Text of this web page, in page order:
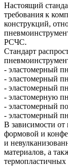
Настоящий
требования к
конструкций,
РСЧС.
Стандарт
- эластомерный
- эластомерный
- эластомерный
- эластомерную
- эластомерный
- эластомерный
В зависимости
формовой и
и
материалов, а
термопластичных